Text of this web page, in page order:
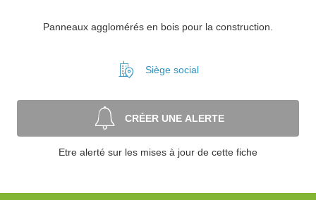
Panneaux agglomérés en bois pour la construction.
Siège social
CRÉER UNE ALERTE
Etre alerté sur les mises à jour de cette fiche